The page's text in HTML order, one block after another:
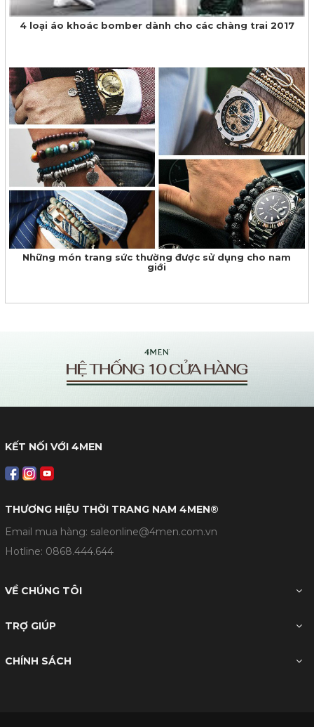
4 loại áo khoác bomber dành cho các chàng trai 2017
Những món trang sức thường được sử dụng cho nam
giới
KẾT NỐI VỚI 4MEN
THƯƠNG HIỆU THỜI TRANG NAM 4MEN®
Email mua hàng: saleonline@4men.com.vn
Hotline: 0868.444.644
VỀ CHÚNG TÔI
TRỢ GIÚP
CHÍNH SÁCH